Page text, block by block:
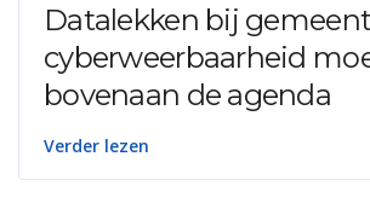
Datalekken bij
cyberweerbaarheid
bovenaan de agenda
Verder lezen